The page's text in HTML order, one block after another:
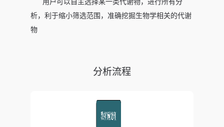
析，利于缩小筛选范围，准确挖掘生物学相关的代谢
物
分析流程